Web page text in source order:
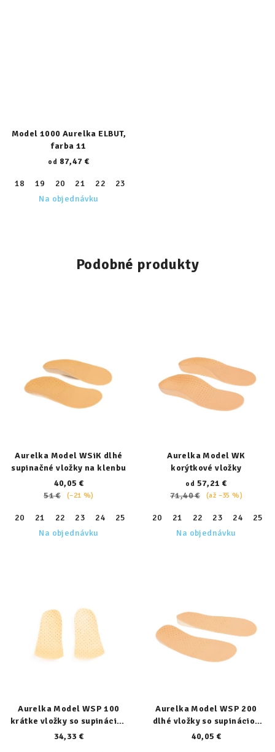
Model 1000 Aurelka ELBUT,
farba 11
od 87,47 €
18 19 20 21 22 23
Na objednávku
Podobné produkty
Aurelka Model WSiK dlhé
supinačné vložky na klenbu
40,05 €
51 €
(–21 %)
20 21 22 23 24 25 27 28 29 30 31
32
Na objednávku
Aurelka Model WK
korýtkové vložky
od 57,21 €
71,40 €
(až –35 %)
20 21 22 23 24 25
Na objednávku
Aurelka Model WSP 100
krátke vložky so supináciou
päty
34,33 €
Aurelka Model WSP 200
dlhé vložky so supináciou
päty
40,05 €